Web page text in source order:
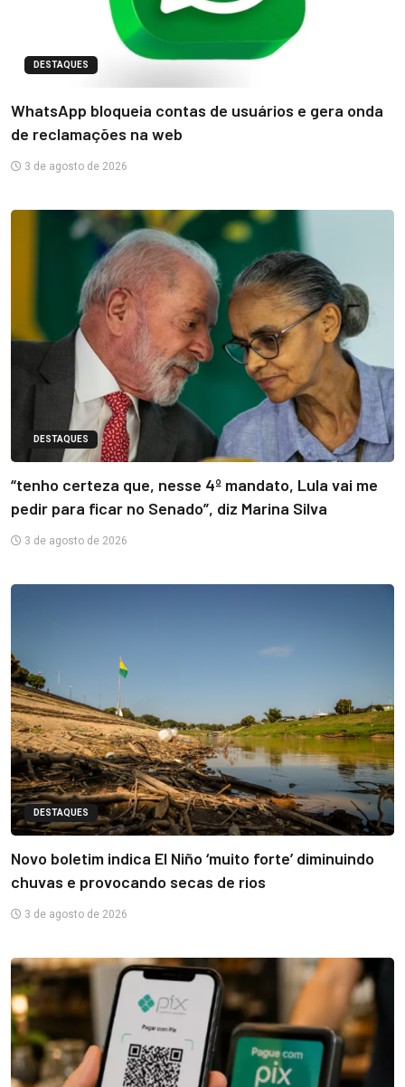
DESTAQUES
WhatsApp bloqueia contas de usuários e gera onda
de reclamações na web
3 de agosto de 2026
DESTAQUES
“tenho certeza que, nesse 4º mandato, Lula vai me
pedir para ficar no Senado”, diz Marina Silva
3 de agosto de 2026
DESTAQUES
Novo boletim indica El Niño ‘muito forte’ diminuindo
chuvas e provocando secas de rios
3 de agosto de 2026